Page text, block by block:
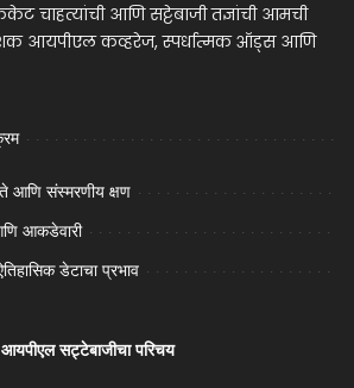
चाहत्यांची आणि सट्टेबाजी तज्ञांची आमची
आयपीएल कव्हरेज, स्पर्धात्मक ऑड्स आणि
आणि संस्मरणीय क्षण
आकडेवारी
डेटाचा प्रभाव
आयपीएल सट्टेबाजीचा परिचय